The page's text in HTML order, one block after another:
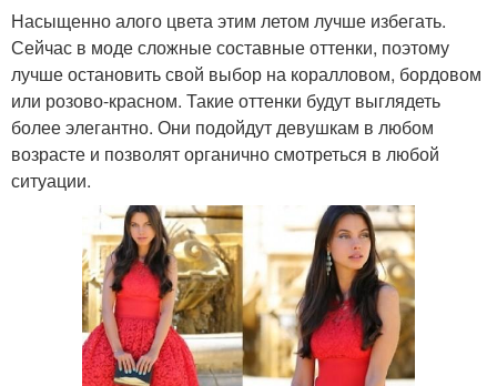
Насыщенно алого цвета этим летом лучше избегать.
Сейчас в моде сложные составные оттенки, поэтому
лучше остановить свой выбор на коралловом, бордовом
или розово-красном. Такие оттенки будут выглядеть
более элегантно. Они подойдут девушкам в любом
возрасте и позволят органично смотреться в любой
ситуации.